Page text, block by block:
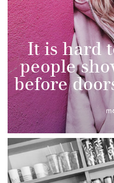
It is hard
people
before